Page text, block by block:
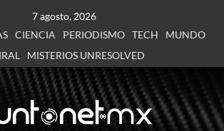
7 agosto, 2026
CIENCIA PERIODISMO TECH
MUNDO
MISTERIOS UNRESOLVED